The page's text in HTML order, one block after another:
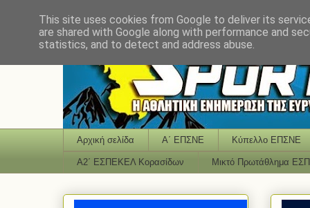
Αρχική σελίδα Α΄ ΕΠΣΝΕ Κύπελλο ΕΠΣΝΕ
Α2΄ ΕΣΠΕΚΕΛ Κορασίδων Μικτό Πρωτάθλημα
This site uses cookies from Google to deliver its
are shared with Google along with performance and
statistics, and to detect and address abuse.